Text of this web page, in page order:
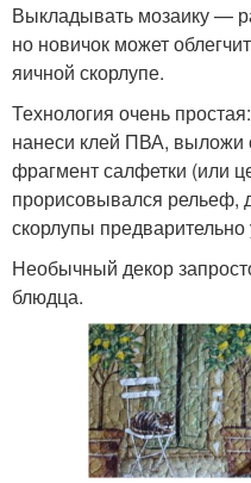
Выкладывать мозаику —
но новичок может
яичной скорлупе.
Технология очень
нанеси клей ПВА, выложи
фрагмент салфетки (или
прорисовывался рельеф,
скорлупы предварительно
Необычный декор
блюдца.